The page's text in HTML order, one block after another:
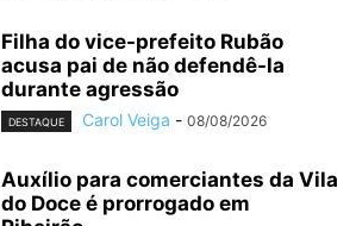
Filha do vice-prefeito Rubão
acusa pai de não defendê-la
durante agressão
DESTAQUE Carol Veiga - 08/08/2026
Auxílio para comerciantes da Vila
do Doce é prorrogado em